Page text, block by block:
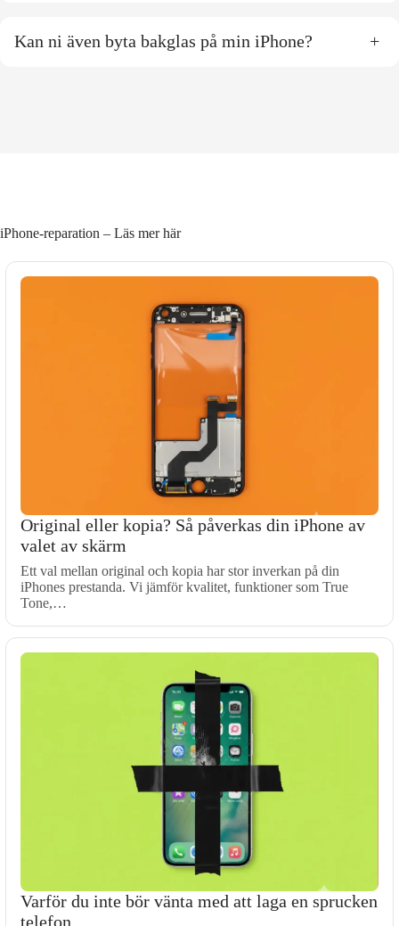
Kan ni även byta bakglas på min iPhone? +
iPhone-reparation – Läs mer här
Original eller kopia? Så påverkas din iPhone av
valet av skärm
Ett val mellan original och kopia har stor inverkan på din
iPhones prestanda. Vi jämför kvalitet, funktioner som True
Tone,…
Varför du inte bör vänta med att laga en sprucken
telefon